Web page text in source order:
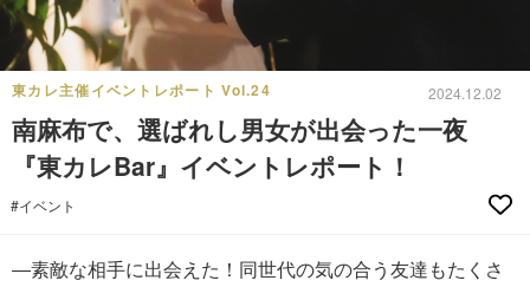
東カレ主催イベントレポート Vol.24 2024.12.02
南麻布で、選ばれし男女が出会った一夜
『東カレBar』イベントレポート！
#イベント
―素敵な相手に出会えた！同世代の気の合う友達もたくさ